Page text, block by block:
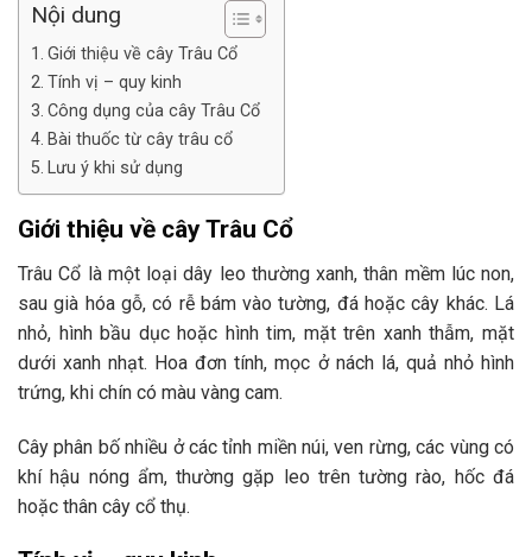
Nội dung
Giới thiệu về cây Trâu Cổ
Tính vị – quy kinh
Công dụng của cây Trâu Cổ
Bài thuốc từ cây trâu cổ
Lưu ý khi sử dụng
Giới thiệu về cây Trâu Cổ
Trâu Cổ là một loại dây leo thường xanh, thân mềm lúc non,
sau già hóa gỗ, có rễ bám vào tường, đá hoặc cây khác. Lá
nhỏ, hình bầu dục hoặc hình tim, mặt trên xanh thẫm, mặt
dưới xanh nhạt. Hoa đơn tính, mọc ở nách lá, quả nhỏ hình
trứng, khi chín có màu vàng cam.
Cây phân bố nhiều ở các tỉnh miền núi, ven rừng, các vùng có
khí hậu nóng ẩm, thường gặp leo trên tường rào, hốc đá
hoặc thân cây cổ thụ.